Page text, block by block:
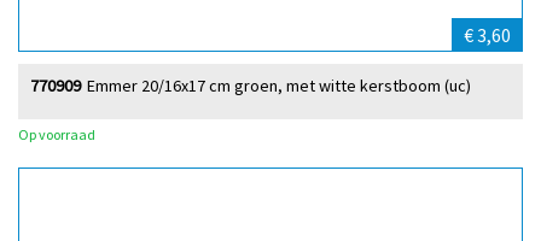
€ 3,60
Emmer 20/16x17 cm groen, met witte kerstboom (uc)
770909
Op voorraad